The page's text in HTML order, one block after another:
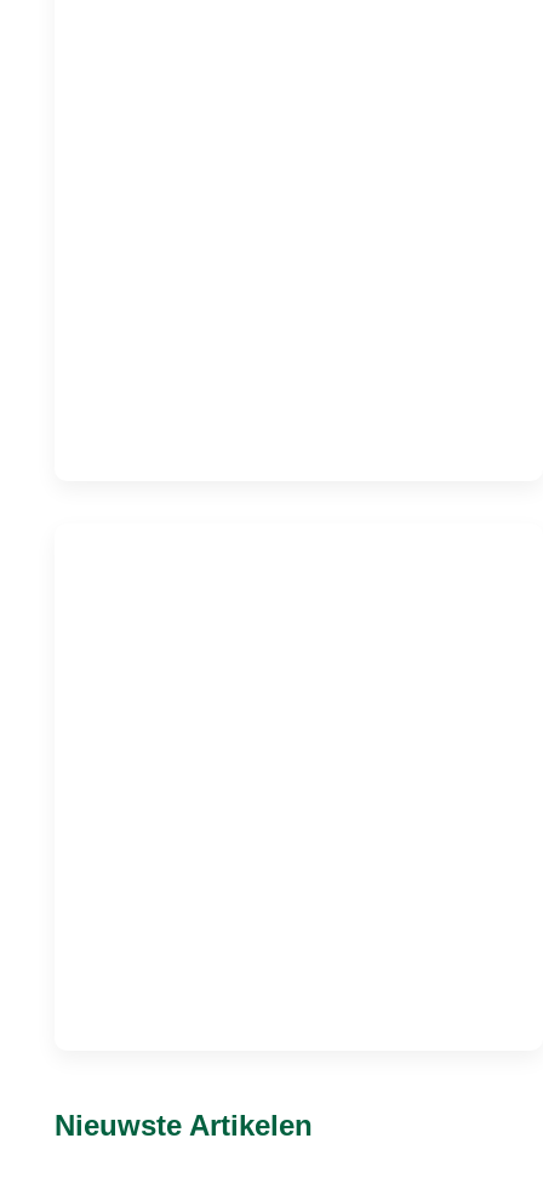
Nieuwste Artikelen